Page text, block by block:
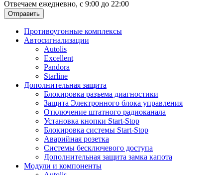
Отвечаем ежедневно, с 9:00 до 22:00
Отправить
Противоугонные комплексы
Автосигнализации
Autolis
Excellent
Pandora
Starline
Дополнительная защита
Блокировка разъема диагностики
Защита Электронного блока управления
Отключение штатного радиоканала
Установка кнопки Start-Stop
Блокировка системы Start-Stop
Аварийная розетка
Системы бесключевого доступа
Дополнительная защита замка капота
Модули и компоненты